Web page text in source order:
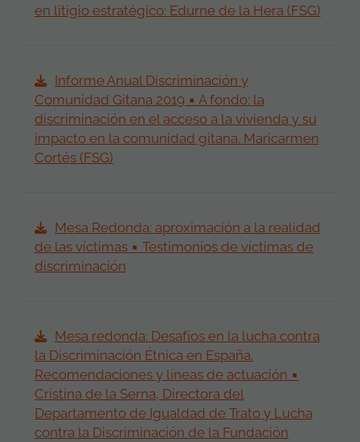
en litigio estratégico: Edurne de la Hera (FSG)
Informe Anual Discriminación y
Comunidad Gitana 2019 ▪ A fondo: la
discriminación en el acceso a la vivienda y su
impacto en la comunidad gitana. Maricarmen
Cortés (FSG)
Mesa Redonda: aproximación a la realidad
de las víctimas ▪ Testimonios de víctimas de
discriminación
Mesa redonda: Desafíos en la lucha contra
la Discriminación Étnica en España.
Recomendaciones y líneas de actuación ▪
Cristina de la Serna, Directora del
Departamento de Igualdad de Trato y Lucha
contra la Discriminación de la Fundación